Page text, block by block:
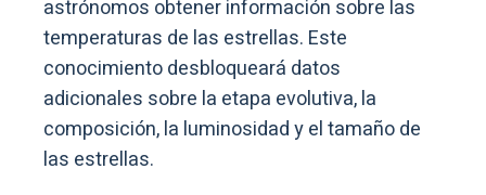
astrónomos obtener información sobre las
temperaturas de las estrellas. Este
conocimiento desbloqueará datos
adicionales sobre la etapa evolutiva, la
composición, la luminosidad y el tamaño de
las estrellas.